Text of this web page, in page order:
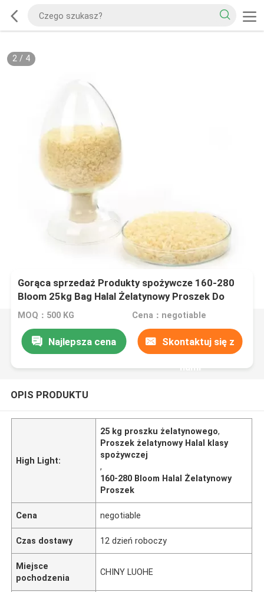
2/ 4
Gorąca sprzedaż Produkty spożywcze 160-280
Bloom 25kg Bag Halal Żelatynowy Proszek Do
Słodkości
MOQ：500 KG Cena：negotiable
Najlepsza cena Skontaktuj się z
nami
OPIS PRODUKTU
High Light:
25 kg proszku żelatynowego,
Proszek żelatynowy Halal klasy
spożywczej
,
160-280 Bloom Halal Żelatynowy
Proszek
Cena negotiable
Czas dostawy 12 dzień roboczy
Miejsce
pochodzenia
CHINY LUOHE